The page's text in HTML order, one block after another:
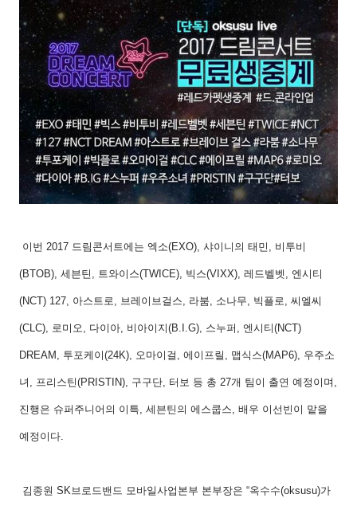
이번 2017 드림콘서트에는 엑소(EXO), 샤이니의 태민, 비투비
(BTOB), 세븐틴, 트와이스(TWICE), 빅스(VIXX), 레드벨벳, 엔시티
(NCT) 127, 아스트로, 브레이브걸스, 라붐, 소나무, 빅플로, 씨엘씨
(CLC), 로미오, 다이아, 비아이지(B.I.G), 스누퍼, 엔시티(NCT)
DREAM, 투포케이(24K), 오마이걸, 에이프릴, 맵식스(MAP6), 우주소
녀, 프리스틴(PRISTIN), 구구단, 터보 등 총 27개 팀이 출연 예정이며,
진행은 슈퍼주니어의 이특, 세븐틴의 에스쿱스, 배우 이선빈이 맡을
예정이다.
김종원 SK브로드밴드 모바일사업본부 본부장은 “옥수수(oksusu)가